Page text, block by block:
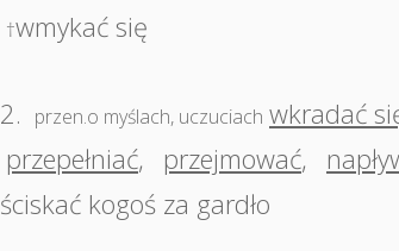
†wmykać się
2. przen.o myślach, uczuciach wkradać
przepełniać, przejmować,
ściskać kogoś za gardło